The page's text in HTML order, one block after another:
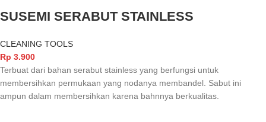
SUSEMI SERABUT STAINLESS
CLEANING TOOLS
Rp 3.900
Terbuat dari bahan serabut stainless yang berfungsi untuk
membersihkan permukaan yang nodanya membandel. Sabut ini
ampun dalam membersihkan karena bahnnya berkualitas.